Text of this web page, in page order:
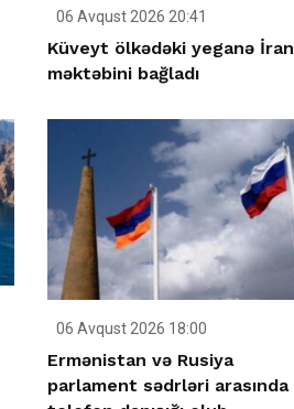
06 Avqust 2026 20:41
Küveyt ölkədəki yeganə İran
məktəbini bağladı
06 Avqust 2026 18:00
Ermənistan və Rusiya
parlament sədrləri arasında